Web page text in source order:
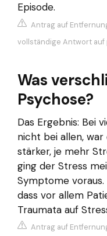
Episode.
Antrag auf
vollständige Antwort auf
Was
Psychose?
Das Ergebnis: Bei
nicht bei allen,
stärker, je mehr
ging der Stress
Symptome voraus.
dass vor allem
Traumata auf
Antrag auf